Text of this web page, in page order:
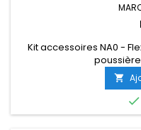
Kit accessoires NA0 -

